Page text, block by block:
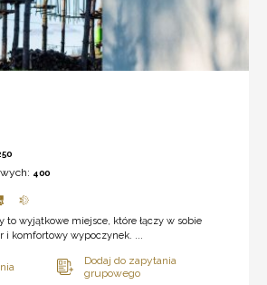
400
to wyjątkowe miejsce, które łączy w sobie
i komfortowy wypoczynek. ...